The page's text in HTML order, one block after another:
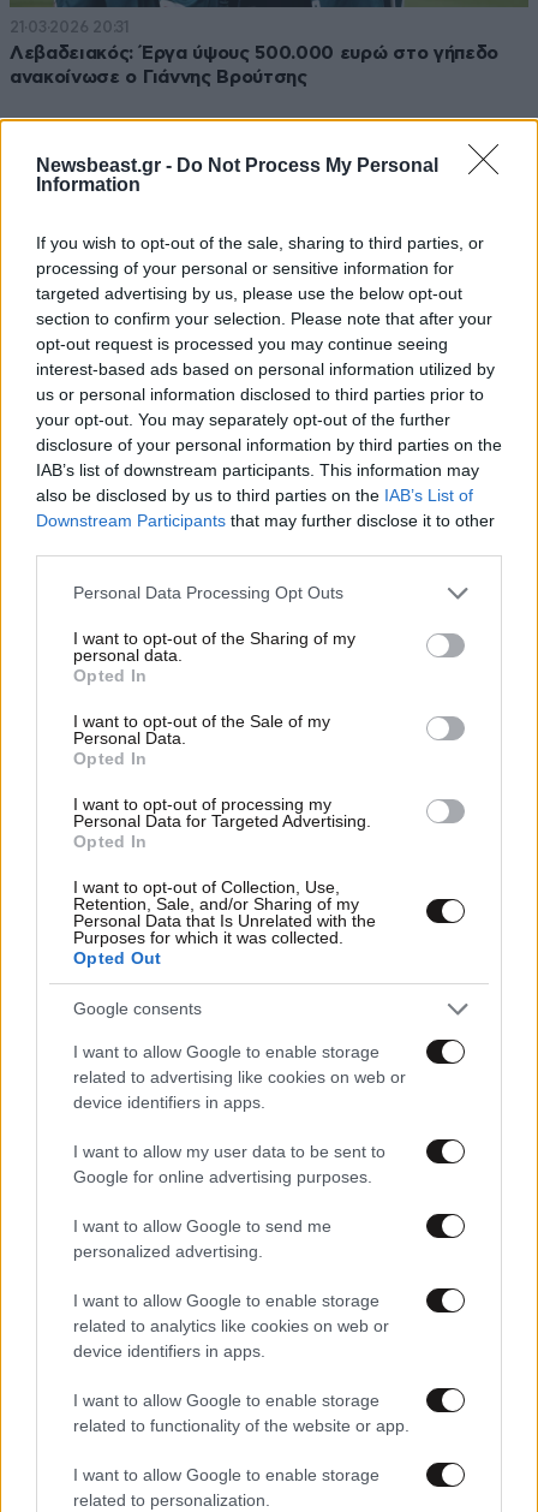
Newsbeast.gr - Do Not Process My Personal
Information
If you wish to opt-out of the sale, sharing to third parties, or
processing of your personal or sensitive information for
targeted advertising by us, please use the below opt-out
section to confirm your selection. Please note that after your
opt-out request is processed you may continue seeing
interest-based ads based on personal information utilized by
us or personal information disclosed to third parties prior to
your opt-out. You may separately opt-out of the further
disclosure of your personal information by third parties on the
IAB’s list of downstream participants. This information may
also be disclosed by us to third parties on the IAB’s List of
Downstream Participants that may further disclose it to other
Please note that this website/app uses one or more Google
not limited to your visit or usage behaviour. You may click to
grant or deny consent to Google and its third-party tags to
use your data for below specified purposes in below Google
consent section.
Personal Data Processing Opt Outs
I want to opt-out of the Sharing of my
personal data.
Opted In
I want to opt-out of the Sale of my
Personal Data.
Opted In
I want to opt-out of processing my
Personal Data for Targeted Advertising.
Opted In
I want to opt-out of Collection, Use,
Retention, Sale, and/or Sharing of my
Personal Data that Is Unrelated with the
Purposes for which it was collected.
Opted Out
Google consents
I want to allow Google to enable storage
related to advertising like cookies on web or
device identifiers in apps.
I want to allow my user data to be sent to
Google for online advertising purposes.
I want to allow Google to send me
personalized advertising.
I want to allow Google to enable storage
related to analytics like cookies on web or
device identifiers in apps.
I want to allow Google to enable storage
related to functionality of the website or app.
I want to allow Google to enable storage
related to personalization.
21·03·2026 20:31
Λεβαδειακός: Έργα ύψους 500.000 ευρώ στο γήπεδο
ανακοίνωσε ο Γιάννης Βρούτσης
12·03·2026 16:39
ΠΑΟΚ: Μπήκαν οι υπογραφές για την παραχώρηση του
Καυτανζογλείου – Οι δηλώσεις Βρούτση, Γκονατσαρόβα
29·01·2026 06:47
Η συνάντηση της Καρυστιανού και το πράσινο φως | Η
παλιά καραβάνα που επιστρέφει στην πολιτική | Ένας
28·01·2026 16:47
αθλητικών δραστηριοτήτων